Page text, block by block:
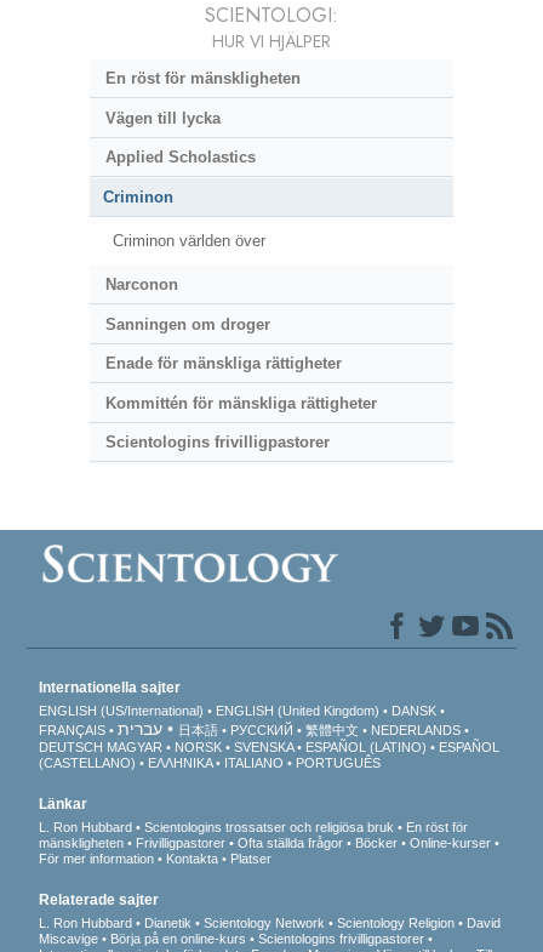
SCIENTOLOGI:
HUR VI HJÄLPER
En röst för mänskligheten
Vägen till lycka
Applied Scholastics
Criminon
Criminon världen över
Narconon
Sanningen om droger
Enade för mänskliga rättigheter
Kommittén för mänskliga rättigheter
Scientologins frivilligpastorer
Internationella sajter
ENGLISH (US/International) ENGLISH (United Kingdom)
DANSK
FRANÇAIS
עברית 日本語 РУССКИЙ 繁體中文
NEDERLANDS
DEUTSCH MAGYAR NORSK SVENSKA ESPAÑOL (LATINO)
ESPAÑOL
(CASTELLANO)
ΕΛΛΗΝΙΚA ITALIANO PORTUGUÊS
Länkar
L. Ron Hubbard Scientologins trossatser och religiösa bruk
En röst för
mänskligheten
Frivilligpastorer Ofta ställda frågor Böcker
Online-kurser
För mer information
Kontakta Platser
Relaterade sajter
L. Ron Hubbard Dianetik Scientology Network Scientology Religion
David
Miscavige
Börja på en online-kurs
Scientologins frivilligpastorer